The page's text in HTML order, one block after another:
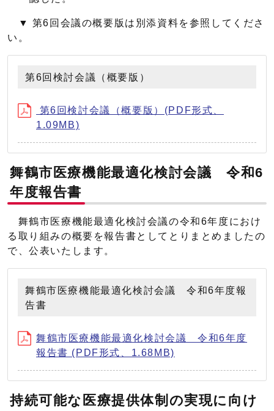
▼ 第6回会議の概要版は別添資料を参照してくださ
い。
第6回検討会議（概要版）
第6回検討会議（概要版）(PDF形式、
1.09MB)
舞鶴市医療機能最適化検討会議 令和6
年度報告書
舞鶴市医療機能最適化検討会議の令和6年度におけ
る取り組みの概要を報告書としてとりまとめましたの
で、公表いたします。
舞鶴市医療機能最適化検討会議 令和6年度報
告書
舞鶴市医療機能最適化検討会議 令和6年度
報告書 (PDF形式、1.68MB)
持続可能な医療提供体制の実現に向け